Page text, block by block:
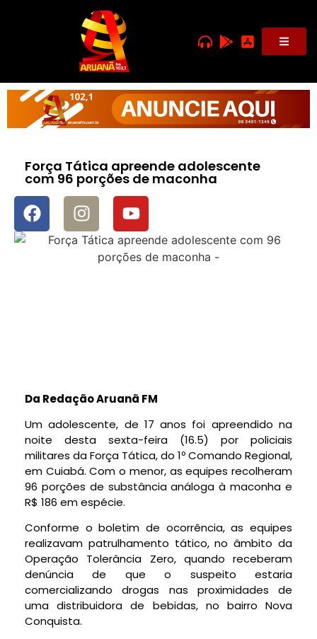
Força Tática apreende adolescente
com 96 porções de maconha
Da Redação Aruanã FM
Um adolescente, de 17 anos foi apreendido na
noite desta sexta-feira (16.5) por policiais
militares da Força Tática, do 1º Comando Regional,
em Cuiabá. Com o menor, as equipes recolheram
96 porções de substância análoga à maconha e
R$ 186 em espécie.
Conforme o boletim de ocorrência, as equipes
realizavam patrulhamento tático, no âmbito da
Operação Tolerância Zero, quando receberam
denúncia de que o suspeito estaria
comercializando drogas nas proximidades de
uma distribuidora de bebidas, no bairro Nova
Conquista.